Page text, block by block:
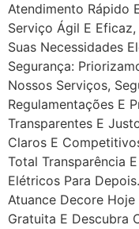
Atendimento Rápido
Serviço Ágil E
Suas Necessidades
Segurança:
Nossos Serviços,
Regulamentações E
Transparentes E
Claros E
Total Transparência
Elétricos Para
Atuance Decore
Gratuita E Descubra